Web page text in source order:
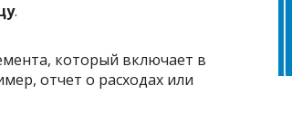
.
который включает в
отчет о расходах или